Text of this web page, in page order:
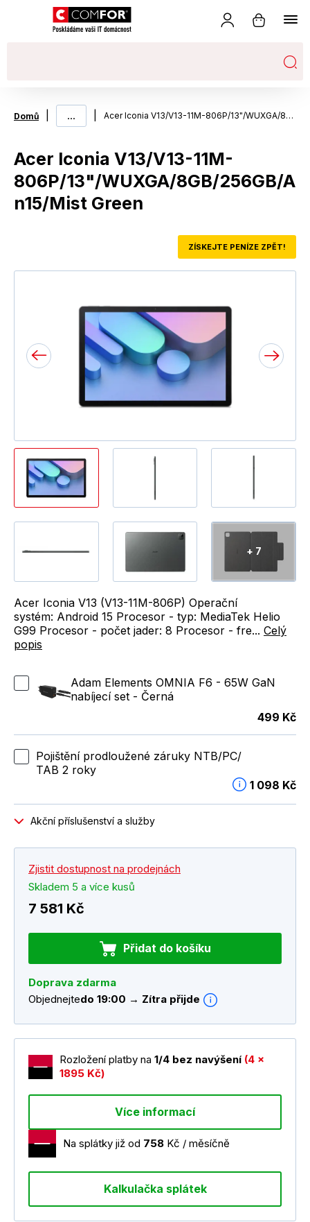
Domů ... Acer Iconia V13/V13-11M-806P/13"/WUXGA/8GB/256GB/An15/Mist Green
Acer Iconia V13/V13-11M-
806P/13"/WUXGA/8GB/256GB/A
n15/Mist Green
ZÍSKEJTE PENÍZE ZPĚT!
+ 7
Acer Iconia V13 (V13-11M-806P) Operační
systém: Android 15 Procesor - typ: MediaTek Helio
G99 Procesor - počet jader: 8 Procesor - fre... Celý
popis
Adam Elements OMNIA F6 - 65W GaN
nabíjecí set - Černá
499 Kč
Pojištění prodloužené záruky NTB/PC/
TAB 2 roky
1 098 Kč
Akční příslušenství a služby
Zjistit dostupnost na prodejnách
Skladem 5 a více kusů
7 581 Kč
Přidat do košíku
Doprava zdarma
Objednejtedo 19:00 → Zítra přijde
Rozložení platby na 1/4 bez navýšení (4 x
1895 Kč)
Více informací
Na splátky již od 758 Kč / měsíčně
Kalkulačka splátek